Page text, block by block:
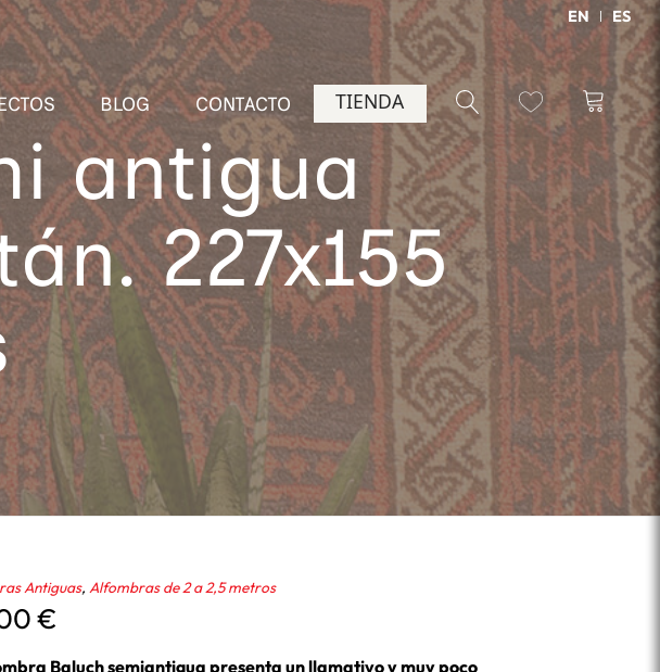
EN ES
BLOG CONTACTO TIENDA
antigua
227x155
Antiguas, Alfombras de 2 a 2,5 metros
€
Baluch semiantigua presenta un llamativo y muy poco